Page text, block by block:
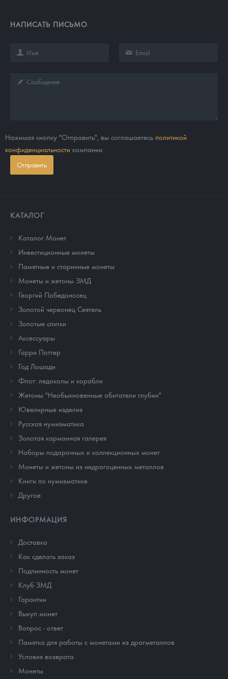
НАПИСАТЬ ПИСЬМО
Нажимая кнопку "Отправить", вы соглашаетесь политикой
конфиденциальности компании.
Отправить
КАТАЛОГ
Каталог Монет
Инвестиционные монеты
Памятные и старинные монеты
Монеты и жетоны ЗМД
Георгий Победоносец
Золотой червонец Сеятель
Золотые слитки
Аксессуары
Гарри Поттер
Год Лошади
Флот: ледоколы и корабли
Жетоны "Необыкновенные обитатели глубин"
Ювелирные изделия
Русская нумизматика
Золотая карманная галерея
Наборы подарочных и коллекционных монет
Монеты и жетоны из недрагоценных металлов
Книги по нумизматике
Другое
ИНФОРМАЦИЯ
Доставка
Как сделать заказ
Подлинность монет
Клуб ЗМД
Гарантии
Выкуп монет
Вопрос - ответ
Памятка для работы с монетами из драгметаллов
Условия возврата
Монеты